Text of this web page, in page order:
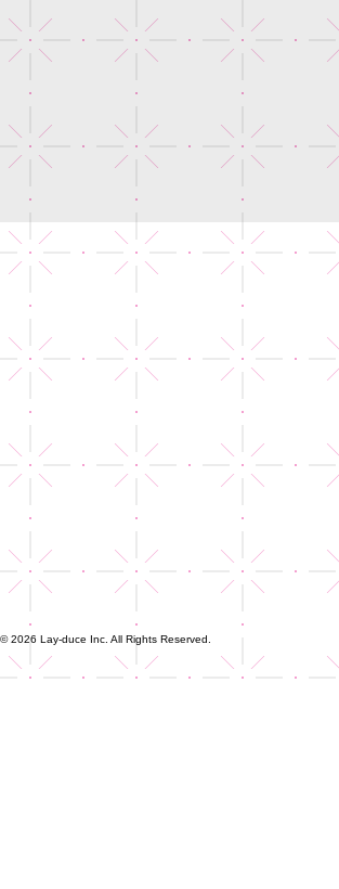
© 2026 Lay-duce Inc. All Rights Reserved.